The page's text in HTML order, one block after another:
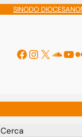
SINODO DIOCESANO
Facebook
Instagram
X
Cerca